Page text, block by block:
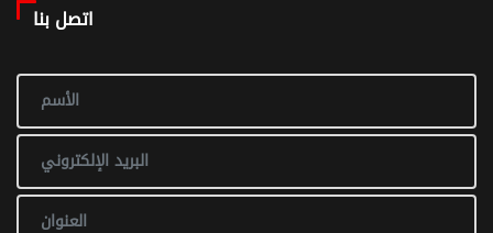
اتصل بنا